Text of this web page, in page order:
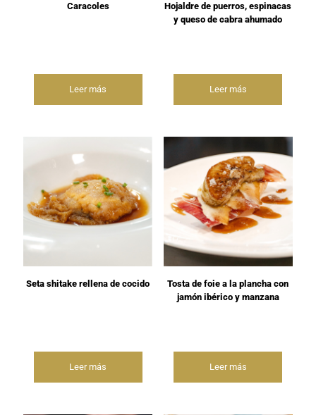
Caracoles
Leer más
Hojaldre de puerros, espinacas
y queso de cabra ahumado
Leer más
Seta shitake rellena de cocido
Leer más
Tosta de foie a la plancha con
jamón ibérico y manzana
Leer más